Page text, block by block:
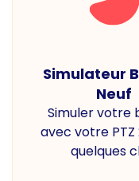
Simulateur
Neuf
Simuler votre
avec votre PTZ
quelques